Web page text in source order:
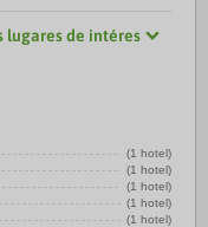
lugares de intéres
(1 hotel)
(1 hotel)
(1 hotel)
(1 hotel)
(1 hotel)